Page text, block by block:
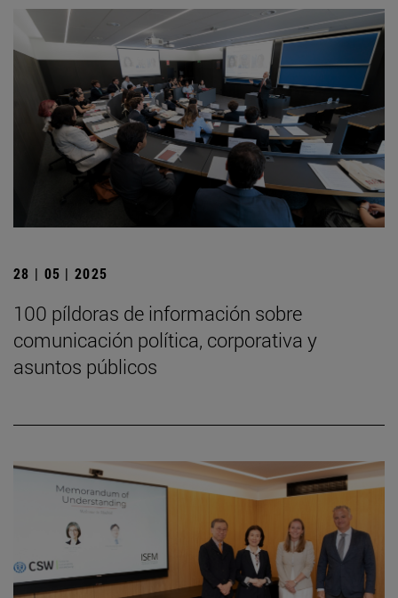
28 | 05 | 2025
100 píldoras de información sobre
comunicación política, corporativa y
asuntos públicos